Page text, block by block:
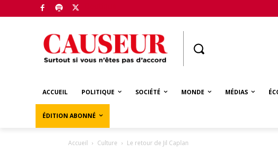
ACCUEIL POLITIQUE SOCIÉTÉ MONDE MÉDIAS
ÉDITION ABONNÉ
Accueil Culture Le retour de Jil Caplan